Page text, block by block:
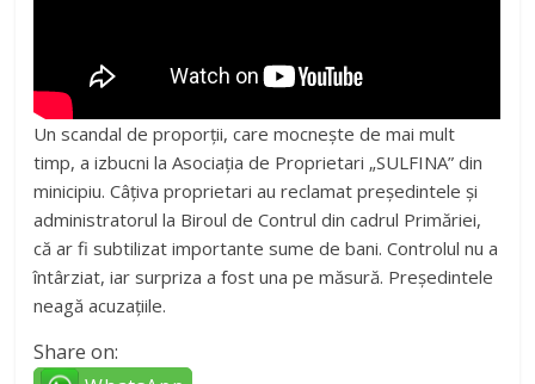
Un scandal de proporții, care mocnește de mai mult
timp, a izbucni la Asociația de Proprietari „SULFINA” din
minicipiu. Câțiva proprietari au reclamat președintele și
administratorul la Biroul de Contrul din cadrul Primăriei,
că ar fi subtilizat importante sume de bani. Controlul nu a
întârziat, iar surpriza a fost una pe măsură. Președintele
neagă acuzațiile.
Share on: